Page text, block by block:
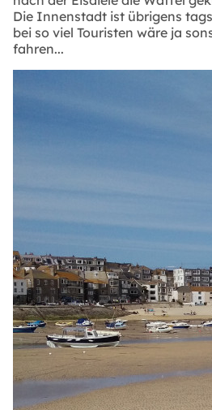
Die Innenstadt ist übrigens
bei so viel Touristen wäre ja
fahren...